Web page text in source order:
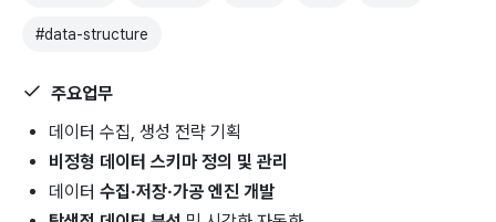
#data-structure
주요업무
데이터 수집, 생성 전략 기획
비정형 데이터 스키마 정의 및 관리
데이터 수집·저장·가공 엔진 개발